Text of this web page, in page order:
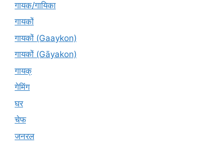
गायक/गायिका
गायकों
गायकों (Gaaykon)
गायकों (Gāyakon)
गायक्
गेमिंग
घर
चेफ
जनरल